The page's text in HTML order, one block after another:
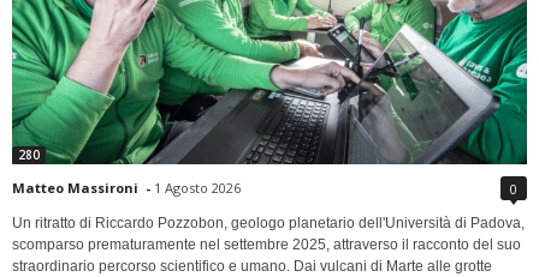
280
Matteo Massironi - 1 Agosto 2026 0
Un ritratto di Riccardo Pozzobon, geologo planetario dell'Università di Padova,
scomparso prematuramente nel settembre 2025, attraverso il racconto del suo
straordinario percorso scientifico e umano. Dai vulcani di Marte alle grotte